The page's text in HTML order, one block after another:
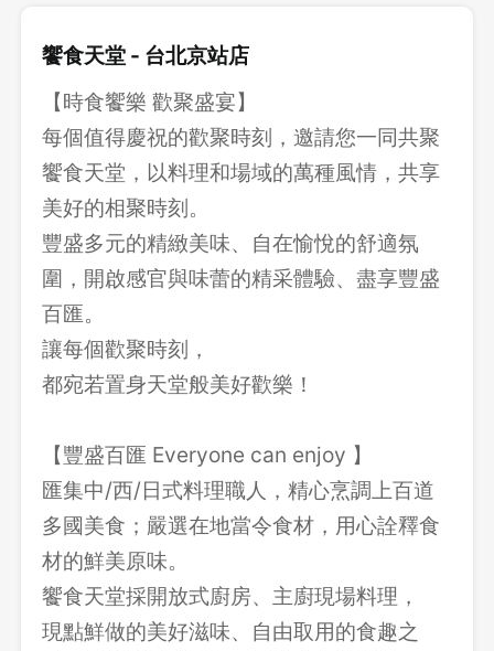
饗食天堂 - 台北京站店
【時食饗樂 歡聚盛宴】
每個值得慶祝的歡聚時刻，邀請您一同共聚
饗食天堂，以料理和場域的萬種風情，共享
美好的相聚時刻。
豐盛多元的精緻美味、自在愉悅的舒適氛
圍，開啟感官與味蕾的精采體驗、盡享豐盛
百匯。
讓每個歡聚時刻，
都宛若置身天堂般美好歡樂！
【豐盛百匯 Everyone can enjoy 】
匯集中/西/日式料理職人，精心烹調上百道
多國美食；嚴選在地當令食材，用心詮釋食
材的鮮美原味。
饗食天堂採開放式廚房、主廚現場料理，
現點鮮做的美好滋味、自由取用的食趣之